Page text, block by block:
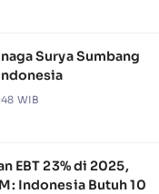
Surya Sumbang
WIB
EBT 23% di 2025,
Indonesia Butuh 10